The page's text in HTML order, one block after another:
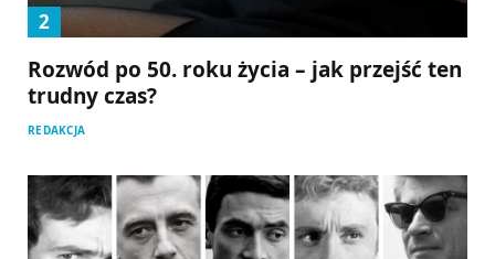
Rozwód po 50. roku życia – jak przejść ten
trudny czas?
REDAKCJA